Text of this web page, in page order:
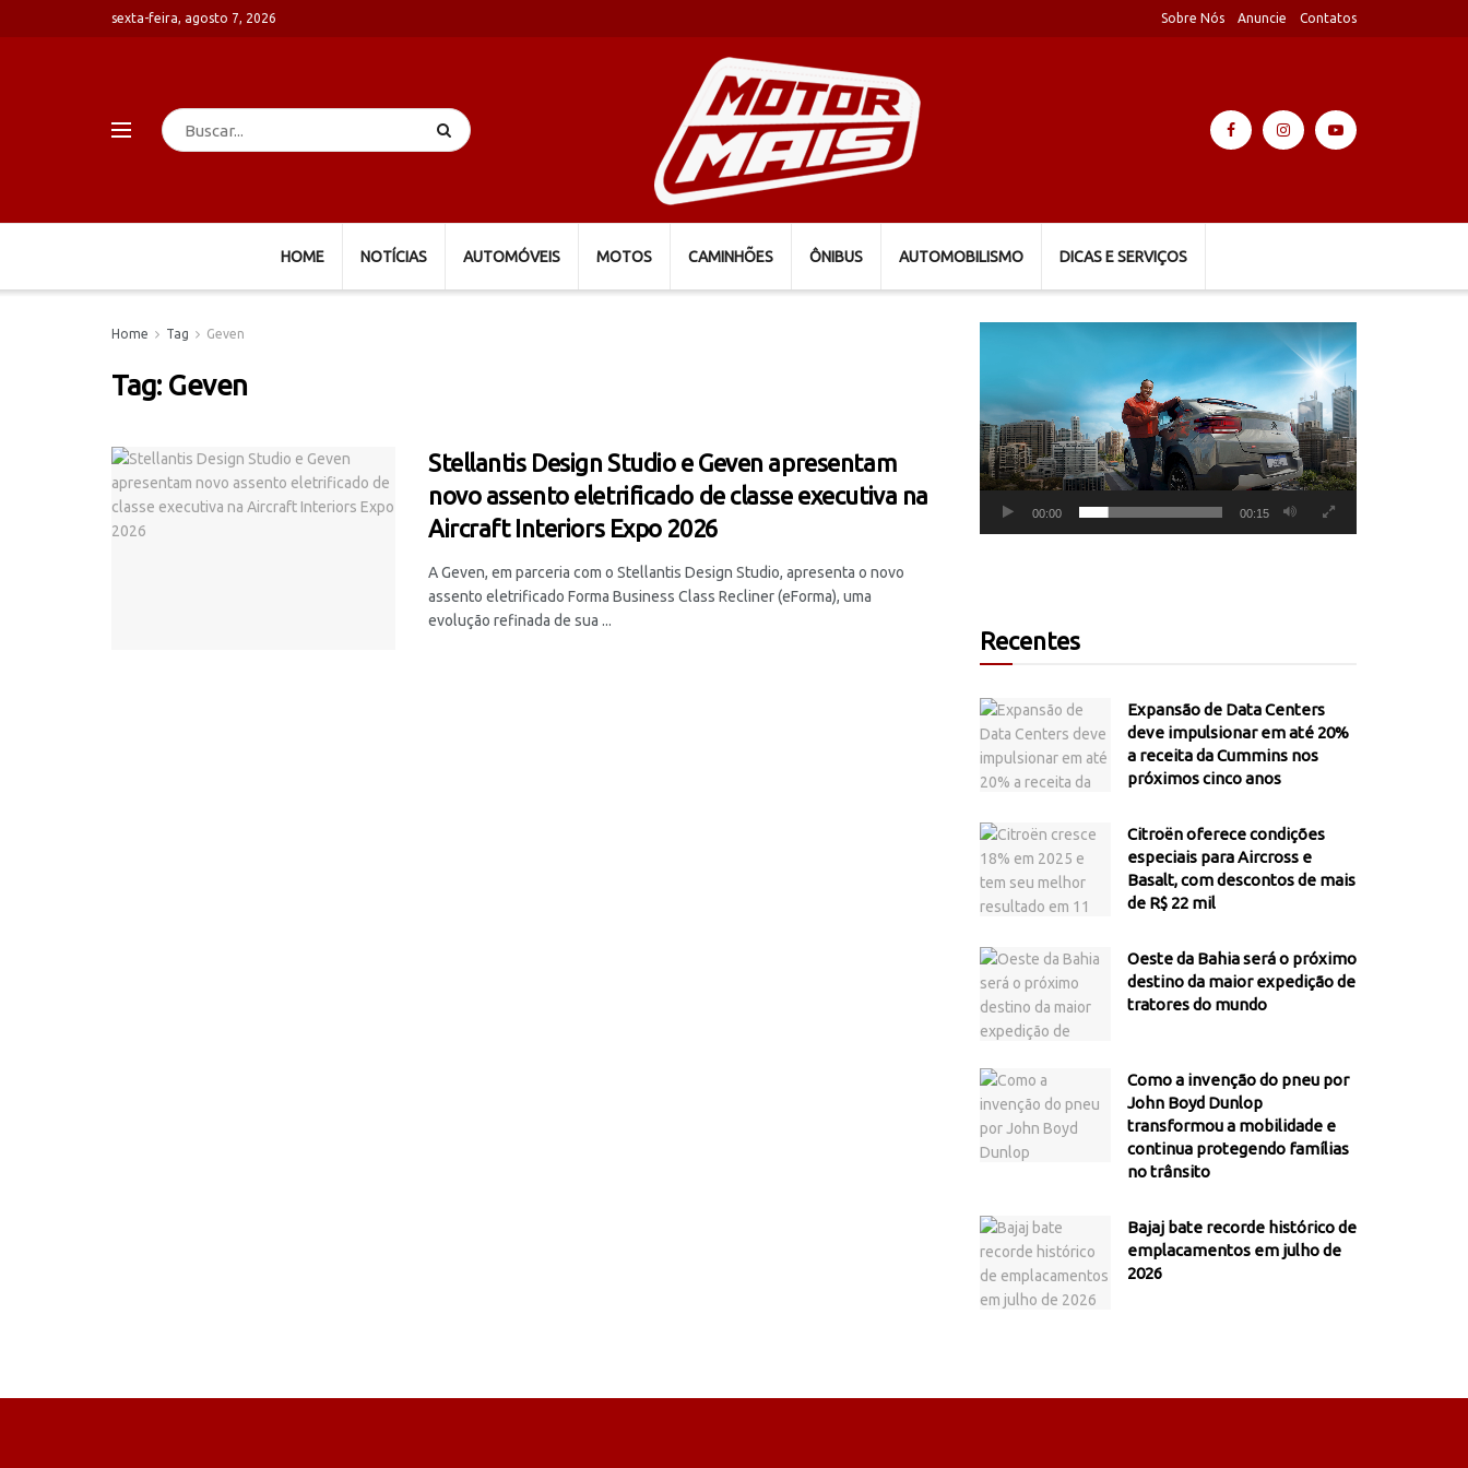
sexta-feira, agosto 7, 2026 Sobre Nós Anuncie Contatos
HOME NOTÍCIAS AUTOMÓVEIS MOTOS CAMINHÕES ÔNIBUS AUTOMOBILISMO DICAS E SERVIÇOS
Home Tag Geven
Tag: Geven
Stellantis Design Studio e Geven apresentam
novo assento eletrificado de classe executiva na
Aircraft Interiors Expo 2026
A Geven, em parceria com o Stellantis Design Studio, apresenta o novo
assento eletrificado Forma Business Class Recliner (eForma), uma
evolução refinada de sua ...
00:00 00:15
Recentes
Expansão de Data Centers
deve impulsionar em até 20%
a receita da Cummins nos
próximos cinco anos
Citroën oferece condições
especiais para Aircross e
Basalt, com descontos de mais
de R$ 22 mil
Oeste da Bahia será o próximo
destino da maior expedição de
tratores do mundo
Como a invenção do pneu por
John Boyd Dunlop
transformou a mobilidade e
continua protegendo famílias
no trânsito
Bajaj bate recorde histórico de
emplacamentos em julho de
2026